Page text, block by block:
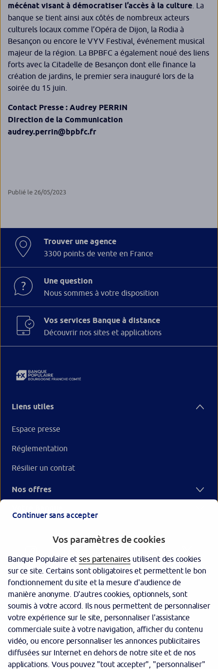
mécénat visant à démocratiser l’accès à la culture . La
banque se tient ainsi aux côtés de nombreux acteurs
culturels locaux comme l’Opéra de Dijon, la Rodia à
Besançon ou encore le VYV Festival, événement musical
majeur de la région. La BPBFC a également noué des liens
forts avec la Citadelle de Besançon dont elle finance la
création de jardins, le premier sera inauguré lors de la
soirée du 15 juin.
Contact Presse : Audrey PERRIN
Direction de la Communication
audrey.perrin@bpbfc.fr
Publié le 26/05/2023
Trouver une agence
3300 points de vente en France
Une question
Nous sommes à votre disposition
Vos services Banque à distance
Découvrir nos sites et applications
Liens utiles
Espace presse
Réglementation
Résilier un contrat
Nos offres
Nous contacter
Politique cookies
Protection des données personnelles
Garantie des dépôts
Continuer sans accepter
Vos paramètres de cookies
Banque Populaire etses partenaires utilisent des cookies
sur ce site. Certains sont obligatoires et permettent le bon
fonctionnement du site et la mesure d'audience de
manière anonyme. D'autres cookies, optionnels, sont
soumis à votre accord. Ils nous permettent de personnaliser
votre expérience sur le site, personnaliser l'assistance
commerciale suite à votre navigation, afficher du contenu
vidéo, ou encore personnaliser les annonces publicitaires
diffusées sur Internet en dehors de notre site et de nos
applications. Vous pouvez "tout accepter", "personnaliser"